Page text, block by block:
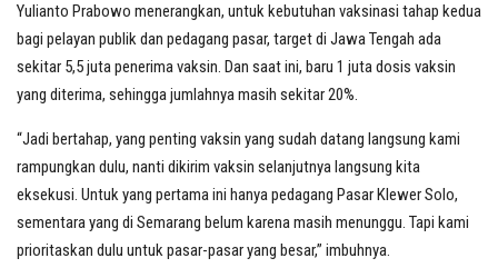
Yulianto Prabowo menerangkan, untuk kebutuhan vaksinasi tahap kedua
bagi pelayan publik dan pedagang pasar, target di Jawa Tengah ada
sekitar 5,5 juta penerima vaksin. Dan saat ini, baru 1 juta dosis vaksin
yang diterima, sehingga jumlahnya masih sekitar 20%.
“Jadi bertahap, yang penting vaksin yang sudah datang langsung kami
rampungkan dulu, nanti dikirim vaksin selanjutnya langsung kita
eksekusi. Untuk yang pertama ini hanya pedagang Pasar Klewer Solo,
sementara yang di Semarang belum karena masih menunggu. Tapi kami
prioritaskan dulu untuk pasar-pasar yang besar,” imbuhnya.